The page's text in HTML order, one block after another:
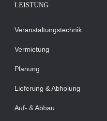
LEISTUNG
Veranstaltungstechnik
Vermietung
Planung
Lieferung & Abholung
Auf- & Abbau